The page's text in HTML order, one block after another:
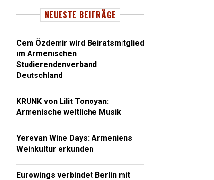
NEUESTE BEITRÄGE
Cem Özdemir wird Beiratsmitglied
im Armenischen
Studierendenverband
Deutschland
KRUNK von Lilit Tonoyan:
Armenische weltliche Musik
Yerevan Wine Days: Armeniens
Weinkultur erkunden
Eurowings verbindet Berlin mit